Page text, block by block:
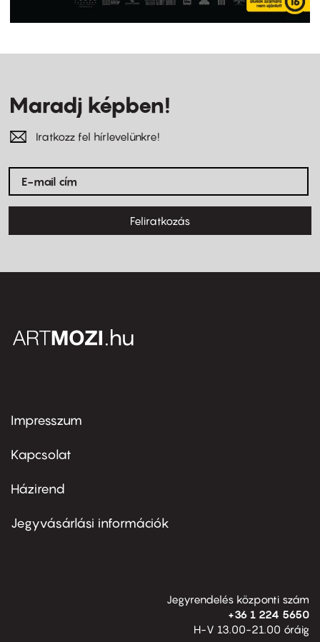
Maradj képben!
Iratkozz fel hírlevelünkre!
Feliratkozás
Footer
first
Impresszum
Kapcsolat
Footer
second
Házirend
Jegyvásárlási információk
Jegyrendelés központi szám
+36 1 224 5650
H-V 13.00-21.00 óráig